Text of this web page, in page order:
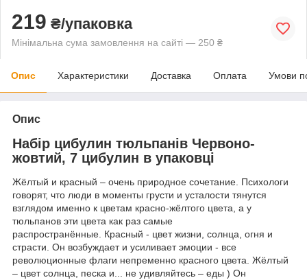
219 ₴/упаковка
Мінімальна сума замовлення на сайті — 250 ₴
Опис Характеристики Доставка Оплата Умови
Опис
Набір цибулин тюльпанів Червоно-
жовтий, 7 цибулин в упаковці
Жёлтый и красный – очень природное сочетание. Психологи
говорят, что люди в моменты грусти и усталости тянутся
взглядом именно к цветам красно-жёлтого цвета, а у
тюльпанов эти цвета как раз самые
распространённые. Красный - цвет жизни, солнца, огня и
страсти. Он возбуждает и усиливает эмоции - все
революционные флаги непременно красного цвета. Жёлтый
– цвет солнца, песка и... не удивляйтесь – еды ) Он